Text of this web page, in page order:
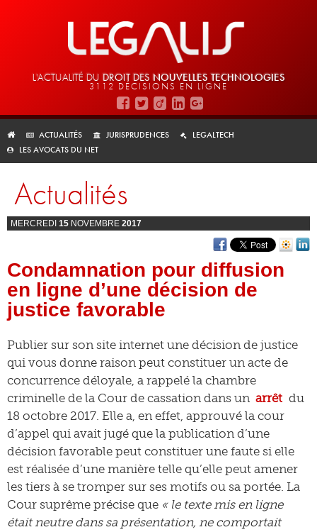
L'ACTUALITÉ DU DROIT DES NOUVELLES TECHNOLOGIES
3112 DÉCISIONS EN LIGNE
ACTUALITÉS JURISPRUDENCES
LEGALTECH
LES AVOCATS DU NET
Actualités
MERCREDI 15 NOVEMBRE 2017
Condamnation pour diffusion
en ligne d’une décision de
justice favorable
Publier sur son site internet une décision de justice
qui vous donne raison peut constituer un acte de
concurrence déloyale, a rappelé la chambre
criminelle de la Cour de cassation dans un arrêt du
18 octobre 2017. Elle a, en effet, approuvé la cour
d’appel qui avait jugé que la publication d’une
décision favorable peut constituer une faute si elle
est réalisée d’une manière telle qu’elle peut amener
les tiers à se tromper sur ses motifs ou sa portée. La
Cour suprême précise que « le texte mis en ligne
était neutre dans sa présentation, ne comportait